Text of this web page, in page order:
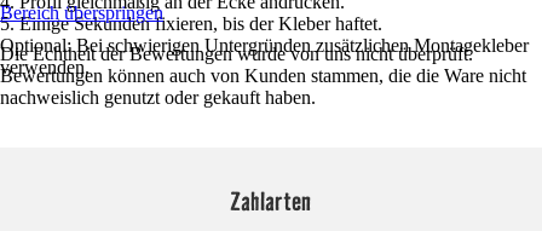
5. Einige Sekunden fixieren, bis der Kleber haftet.
Optional: Bei schwierigen Untergründen zusätzlichen Montagekleber
verwenden.
Bereich überspringen
Die Echtheit der Bewertungen wurde von uns nicht überprüft.
Bewertungen können auch von Kunden stammen, die die Ware nicht
nachweislich genutzt oder gekauft haben.
Zahlarten